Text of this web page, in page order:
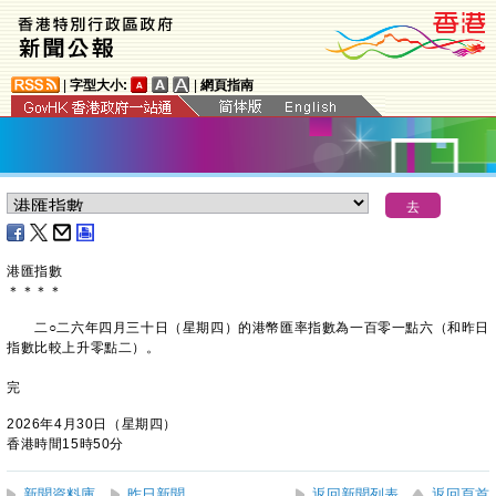
字型大小: 網頁指南
港匯指數
＊ ＊ ＊ ＊
二○二六年四月三十日（星期四）的港幣匯率指數為一百零一點六（和昨日
指數比較上升零點二）。
完
2026年4月30日（星期四）
香港時間15時50分